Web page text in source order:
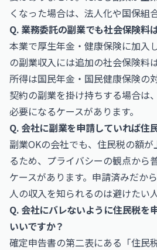
くなった場合は、法人化や国保組
Q. 業務委託の副業でも社会保険料
本業で厚生年金・健康保険に加入
の副業収入には追加の社会保険料
所得は国民年金・国民健康保険の
契約の副業を掛け持ちする場合は
必要になるケースがあります。
Q. 会社に副業を申請していれば住
副業OKの会社でも、住民税の額
るため、プライバシーの観点から
ケースがあります。申請済みだか
人の収入を知られるのは避けたい
Q. 会社にバレないように住民税を
いいですか？
確定申告書の第二表にある「住民